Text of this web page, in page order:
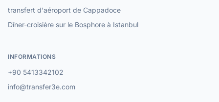
transfert d'aéroport de Cappadoce
Dîner-croisière sur le Bosphore à Istanbul
INFORMATIONS
+90 5413342102
info@transfer3e.com